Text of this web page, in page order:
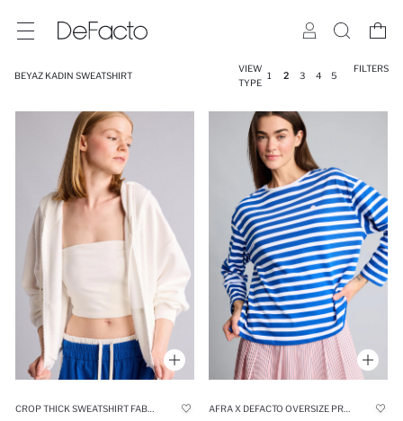
BEYAZ KADIN SWEATSHIRT
VIEW
TYPE
1 2 3 4 5
FILTERS